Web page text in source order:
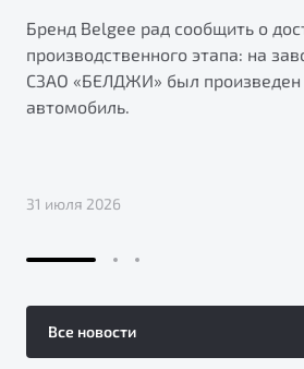
Бренд Belgee рад сообщить о
производственного этапа: на
СЗАО «БЕЛДЖИ» был
автомобиль.
31 июля 2026
Все новости